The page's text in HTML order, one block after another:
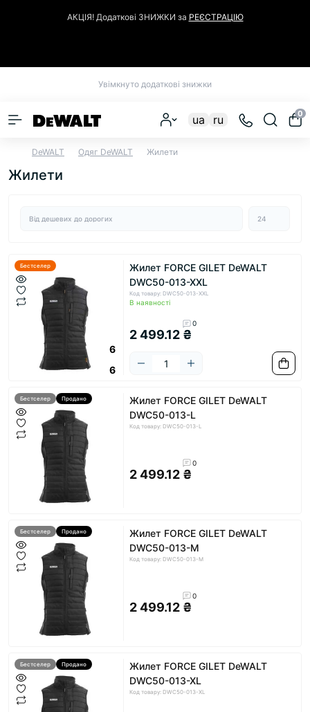
АКЦІЯ! Додаткові ЗНИЖКИ за РЕЄСТРАЦІЮ
Увімкнуто додаткові знижки
ua ru 0
DeWALT Одяг DeWALT Жилети
Жилети
Бестселер
6
6
Жилет FORCE GILET DeWALT
DWC50-013-XXL
Код товару: DWC50-013-XXL
В наявності
0
2 499.12 ₴
Бестселер Продано
Жилет FORCE GILET DeWALT
DWC50-013-L
Код товару: DWC50-013-L
0
2 499.12 ₴
Бестселер Продано
Жилет FORCE GILET DeWALT
DWC50-013-M
Код товару: DWC50-013-M
0
2 499.12 ₴
Бестселер Продано
Жилет FORCE GILET DeWALT
DWC50-013-XL
Код товару: DWC50-013-XL